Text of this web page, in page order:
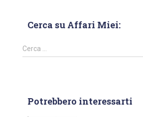
Cerca su Affari Miei:
Cerca …
Potrebbero interessarti